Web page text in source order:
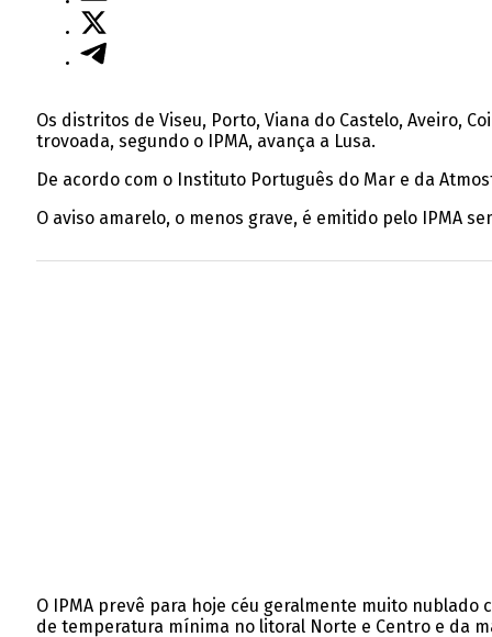
Os distritos de Viseu, Porto, Viana do Castelo, Aveiro,
trovoada, segundo o IPMA, avança a Lusa.
De acordo com o Instituto Português do Mar e da
O aviso amarelo, o menos grave, é emitido pelo IPMA
O IPMA prevê para hoje céu geralmente muito
de temperatura mínima no litoral Norte e Centro e da